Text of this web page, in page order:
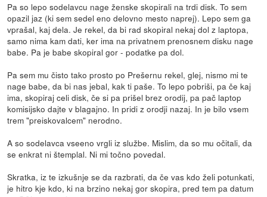
Pa so lepo sodelavcu nage ženske skopirali na trdi disk. To sem
opazil jaz (ki sem sedel eno delovno mesto naprej). Lepo sem ga
vprašal, kaj dela. Je rekel, da bi rad skopiral nekaj dol z laptopa,
samo nima kam dati, ker ima na privatnem prenosnem disku nage
babe. Pa je babe skopiral gor - podatke pa dol.
Pa sem mu čisto tako prosto po Prešernu rekel, glej, nismo mi te
nage babe, da bi nas jebal, kak ti paše. To lepo pobriši, pa če kaj
ima, skopiraj celi disk, če si pa prišel brez orodij, pa pač laptop
komisijsko dajte v blagajno. In pridi z orodji nazaj. In je bilo vsem
trem "preiskovalcem" nerodno.
A so sodelavca vseeno vrgli iz službe. Mislim, da so mu očitali, da
se enkrat ni štemplal. Ni mi točno povedal.
Skratka, iz te izkušnje se da razbrati, da če vas kdo želi potunkati,
je hitro kje kdo, ki na brzino nekaj gor skopira, pred tem pa datum